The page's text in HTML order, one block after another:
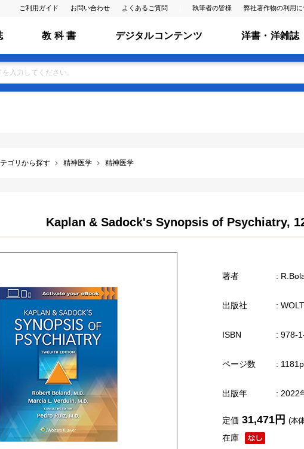
ご利用ガイド お問い合わせ よくあるご質問 執筆者の皆様 弊社著作物の利用に
教 科 書 デジタルコンテンツ 洋書・洋雑誌
ゴリから探す 精神医学 精神医学
Kaplan & Sadock's Synopsis of Psychiatry,
著者 :
出版社 :
ISBN : 978-
ページ数 :
出版年 : 2022
在庫
定価 31,471円 (本